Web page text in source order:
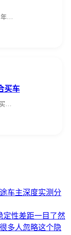
…
买车
…
车主深度实测分
定性差距一目了然
多人忽略这个隐